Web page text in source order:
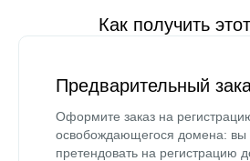
Как получить
Предварительный
Оформите заказ на
освобождающегося домена: вы
претендовать на регистрацию